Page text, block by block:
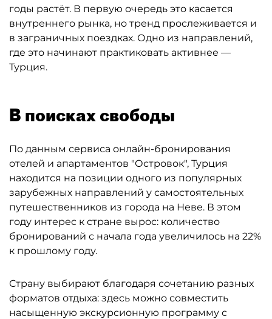
годы растёт. В первую очередь это касается
внутреннего рынка, но тренд прослеживается и
в заграничных поездках. Одно из направлений,
где это начинают практиковать активнее —
Турция.
В поисках свободы
По данным сервиса онлайн-бронирования
отелей и апартаментов "Островок", Турция
находится на позиции одного из популярных
зарубежных направлений у самостоятельных
путешественников из города на Неве. В этом
году интерес к стране вырос: количество
бронирований с начала года увеличилось на 22%
к прошлому году.
Страну выбирают благодаря сочетанию разных
форматов отдыха: здесь можно совместить
насыщенную экскурсионную программу с